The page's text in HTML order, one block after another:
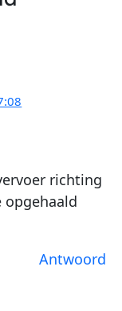
richting
opgehaald
Antwoord